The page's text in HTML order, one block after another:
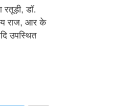
डॉ.
राज, आर के
उपस्थित